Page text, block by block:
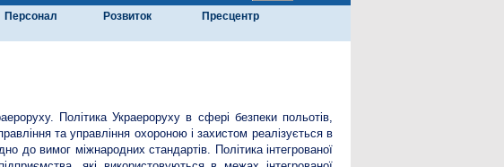
Персонал Розвиток Пресцентр
Політика Украероруху в сфері безпеки польотів,
та управління охороною і захистом реалізується в
до вимог міжнародних стандартів. Політика інтегрованої